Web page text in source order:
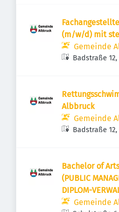
(m/w/d) mit
Gemeinde
Badstraße 12,
Albbruck
Gemeinde
Badstraße 12,
Bachelor of Arts
(PUBLIC
DIPLOM-
Gemeinde